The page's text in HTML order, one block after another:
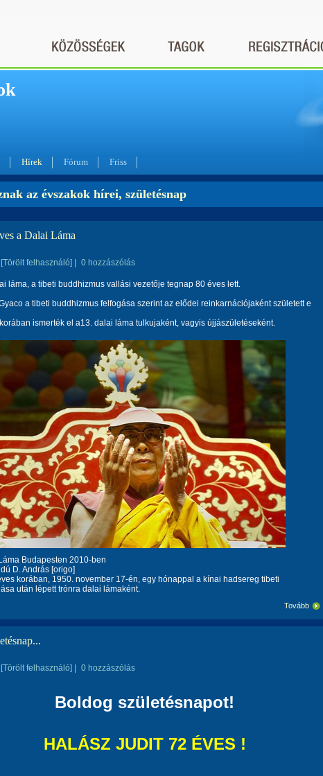
Hírek Fórum Friss
az évszakok hírei, születésnap
a Dalai Láma
[Törölt felhasználó] 0 hozzászólás
láma, a tibeti buddhizmus vallási vezetője tegnap 80 éves lett.
a tibeti buddhizmus felfogása szerint az elődei reinkarnációjaként született e
ismerték el a13. dalai láma tulkujaként, vagyis újjászületéseként.
Budapesten 2010-ben
D. András [origo]
korában, 1950. november 17-én, egy hónappal a kínai hadsereg tibeti
után lépett trónra dalai lámaként.
Tovább
[Törölt felhasználó] 0 hozzászólás
Boldog születésnapot!
HALÁSZ JUDIT 72 ÉVES !